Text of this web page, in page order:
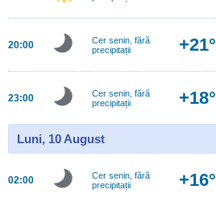
20:00
Cer senin, fără
precipitații
+21°
23:00
Cer senin, fără
precipitații
+18°
Luni, 10 August
02:00
Cer senin, fără
precipitații
+16°